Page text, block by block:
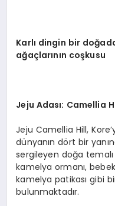
Karlı dingin bir
ağaçlarının coşkusu
Jeju Adası: Camellia
Jeju Camellia Hill,
dünyanın dört bir
sergileyen doğa
kamelya ormanı,
kamelya patikası gibi
bulunmaktadır.